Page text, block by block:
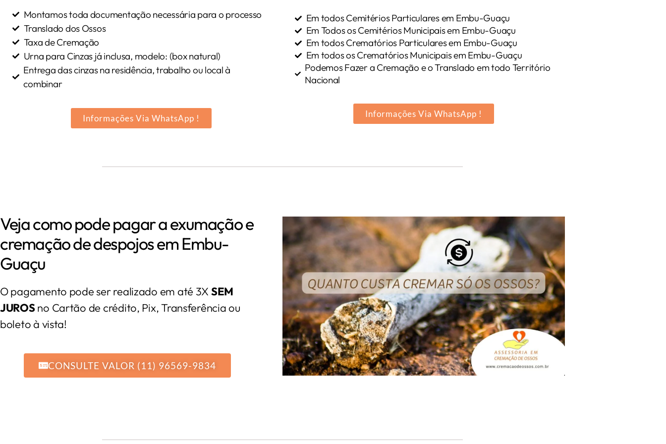
Montamos toda documentação necessária para o processo
Translado dos Ossos
Taxa de Cremação
Urna para Cinzas já inclusa, modelo: (box natural)
Entrega das cinzas na residência, trabalho ou local à
combinar
Informações Via WhatsApp !
Em todos Cemitérios Particulares em Embu-Guaçu
Em Todos os Cemitérios Municipais em Embu-Guaçu
Em todos Crematórios Particulares em Embu-Guaçu
Em todos os Crematórios Municipais em Embu-Guaçu
Podemos Fazer a Cremação e o Translado em todo Território
Nacional
Informações Via WhatsApp !
Veja como pode pagar a exumação e
cremação de despojos em Embu-
Guaçu
O pagamento pode ser realizado em até 3X SEM
JUROSno Cartão de crédito, Pix, Transferência ou
boleto à vista!
CONSULTE VALOR (11) 96569-9834